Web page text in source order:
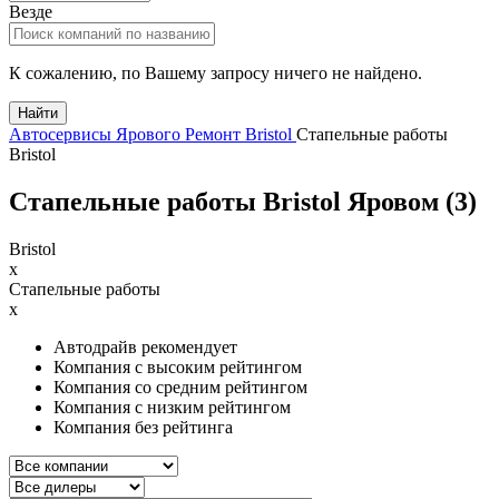
Везде
К сожалению, по Вашему запросу ничего не найдено.
Найти
Автосервисы Ярового Ремонт Bristol Стапельные работы
Bristol
Стапельные работы Bristol Яровом (3)
Bristol
x
Стапельные работы
x
Автодрайв рекомендует
Компания с высоким рейтингом
Компания со средним рейтингом
Компания с низким рейтингом
Компания без рейтинга